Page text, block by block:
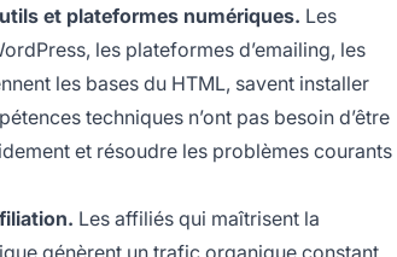
et plateformes numériques. Les
les plateformes d’emailing, les
les bases du HTML, savent installer
techniques n’ont pas besoin d’être
et résoudre les problèmes courants
Les affiliés qui maîtrisent la
génèrent un trafic organique constant